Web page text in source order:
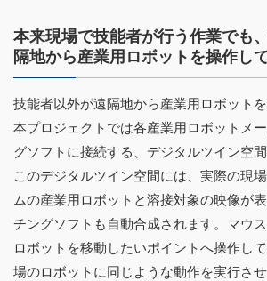
本来現場で技能者が行う作業でも
隔地から産業用ロボットを操作し
技能者以外が遠隔地から産業用ロボットを
本プロジェクトでは各産業用ロボットメ
グソフトに接続する、デジタルツイン空間
このデジタルツイン空間には、実際の現
ムの産業用ロボットと溶接対象の映像が
チングソフトも自動合成されます。マウ
ロボットを移動したいポイントへ操作し
場のロボットに同じような動作を実行さ